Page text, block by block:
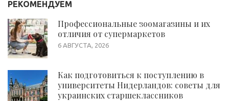
РЕКОМЕНДУЕМ
Профессиональные зоомагазины и их
отличия от супермаркетов
6 АВГУСТА, 2026
Как подготовиться к поступлению в
университеты Нидерландов: советы для
украинских старшеклассников